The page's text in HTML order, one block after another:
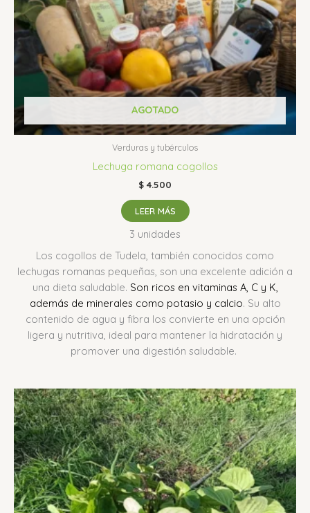
AGOTADO
Verduras y tubérculos
Lechuga romana cogollos
$ 4.500
LEER MÁS
3 unidades
Los cogollos de Tudela, también conocidos como
lechugas romanas pequeñas, son una excelente adición a
una dieta saludable. Son ricos en vitaminas A, C y K,
además de minerales como potasio y calcio. Su alto
contenido de agua y fibra los convierte en una opción
ligera y nutritiva, ideal para mantener la hidratación y
promover una digestión saludable.